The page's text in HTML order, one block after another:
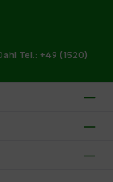
Tel.: +49 (1520)